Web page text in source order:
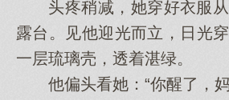
头疼稍减，她穿好衣服从
露台。见他迎光而立，日光
一层琉璃壳，透着湛绿。
他偏头看她：“你醒了，妈